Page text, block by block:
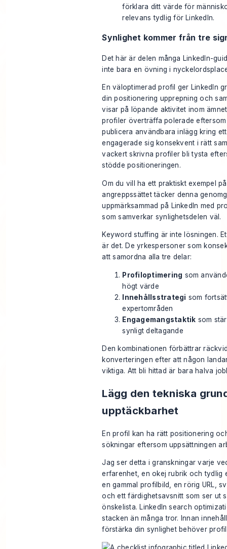
förklara ditt värde för
relevans tydlig för LinkedIn.
Synlighet kommer från tre
Det här är delen många LinkedIn-
inte bara en övning i
En väloptimerad profil ger LinkedIn
din positionering upprepning och
visar på löpande aktivitet inom
profiler överträffa polerade
publicera användbara inlägg kring
engagerade sig konsekvent i rätt
vackert skrivna profiler bli tysta
stödde positioneringen.
Om du vill ha ett praktiskt exempel
angreppssättet täcker denna
uppmärksammad på LinkedIn med
som samverkar synlighetsdelen väl.
Keyword stuffing är inte lösningen.
är det. De yrkespersoner som
att samordna alla tre delar:
Profiloptimering som
högt värde
Innehållsstrategi som
expertområden
Engagemangstaktik som
synligt deltagande
Den kombinationen förbättrar
konverteringen efter att någon
viktiga. Att bli hittad är bara halva
Lägg den tekniska
upptäckbarhet
En profil kan ha rätt positionering
sökningar eftersom uppsättningen
Jag ser detta i granskningar varje
erfarenhet, en okej rubrik och tydlig
en gammal profilbild, en rörig URL,
och ett färdighetsavsnitt som ser ut
önskelista. LinkedIn search
stacken än många tror. Innan
förstärka din synlighet behöver